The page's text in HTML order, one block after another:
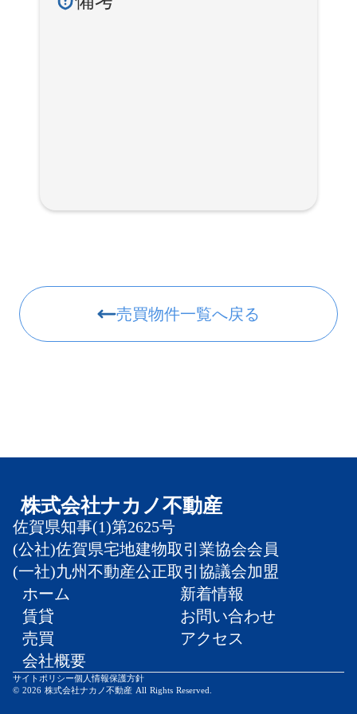
売買物件一覧へ戻る
株式会社ナカノ不動産
佐賀県知事(1)第2625号
(公社)佐賀県宅地建物取引業協会会員
(一社)九州不動産公正取引協議会加盟
ホーム
賃貸
売買
会社概要
新着情報
お問い合わせ
アクセス
サイトポリシー個人情報保護方針
© 2026 株式会社ナカノ不動産 All Rights Reserved.